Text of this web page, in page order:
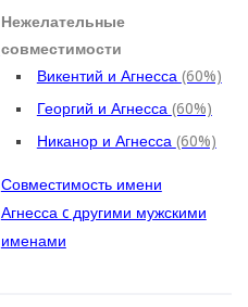
Нежелательные
совместимости
Викентий и Агнесса (60%)
Георгий и Агнесса (60%)
Никанор и Агнесса (60%)
Совместимость имени
Агнесса c другими мужскими
именами